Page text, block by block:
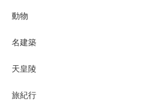
動物
名建築
天皇陵
旅紀行